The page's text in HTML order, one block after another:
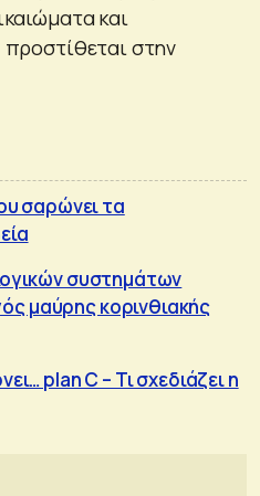
και
στην
σαρώνει τα
συστημάτων
μαύρης κορινθιακής
plan C – Τι σχεδιάζει η